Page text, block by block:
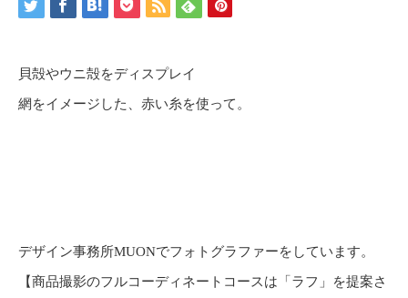
貝殻やウニ殻をディスプレイ
網をイメージした、赤い糸を使って。
デザイン事務所MUONでフォトグラファーをしています。
【商品撮影のフルコーディネートコースは「ラフ」を提案さ